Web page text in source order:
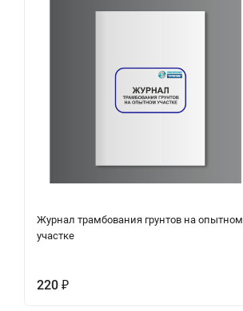
Журнал трамбования грунтов на опытном
участке
220 ₽